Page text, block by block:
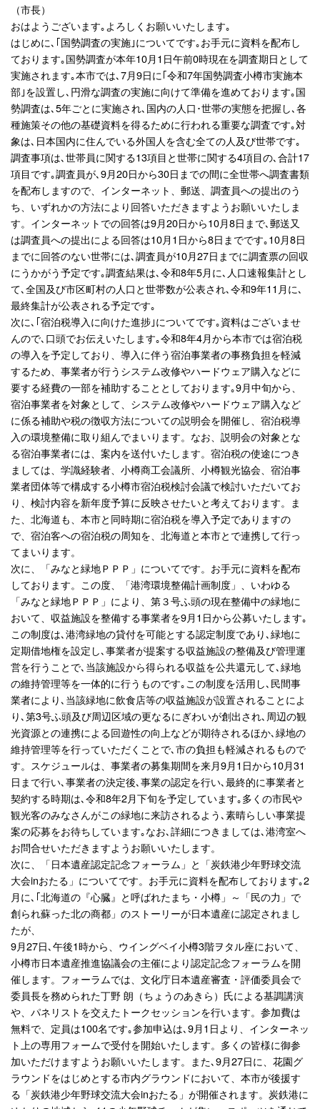
（市長）
おはようございます｡よろしくお願いいたします｡
はじめに､｢国勢調査の実施｣についてです｡お手元に資料を配布し
ております｡国勢調査が本年10月1日午前0時現在を調査期日として
実施されます｡本市では､7月9日に｢令和7年国勢調査小樽市実施本
部｣を設置し､円滑な調査の実施に向けて準備を進めております｡国
勢調査は､5年ごとに実施され､国内の人口･世帯の実態を把握し､各
種施策その他の基礎資料を得るために行われる重要な調査です｡対
象は､日本国内に住んでいる外国人を含む全ての人及び世帯です｡
調査事項は､世帯員に関する13項目と世帯に関する4項目の､合計17
項目です｡調査員が､9月20日から30日までの間に全世帯へ調査書類
を配布しますので、インターネット、郵送、調査員への提出のう
ち、いずれかの方法により回答いただきますようお願いいたしま
す。インターネットでの回答は9月20日から10月8日まで､郵送又
は調査員への提出による回答は10月1日から8日までです｡10月8日
までに回答のない世帯には､調査員が10月27日までに調査票の回収
にうかがう予定です｡調査結果は､令和8年5月に､人口速報集計とし
て､全国及び市区町村の人口と世帯数が公表され､令和9年11月に､
最終集計が公表される予定です｡
次に､｢宿泊税導入に向けた進捗｣についてです｡資料はございませ
んので､口頭でお伝えいたします｡令和8年4月から本市では宿泊税
の導入を予定しており、導入に伴う宿泊事業者の事務負担を軽減
するため、事業者が行うシステム改修やハードウェア購入などに
要する経費の一部を補助することとしております｡9月中旬から、
宿泊事業者を対象として、システム改修やハードウェア購入など
に係る補助や税の徴収方法についての説明会を開催し、宿泊税導
入の環境整備に取り組んでまいります。なお、説明会の対象とな
る宿泊事業者には、案内を送付いたします。宿泊税の使途につき
ましては、学識経験者、小樽商工会議所、小樽観光協会、宿泊事
業者団体等で構成する小樽市宿泊税検討会議で検討いただいてお
り、検討内容を新年度予算に反映させたいと考えております。ま
た、北海道も、本市と同時期に宿泊税を導入予定でありますの
で、宿泊客への宿泊税の周知を、北海道と本市とで連携して行っ
てまいります。
次に、「みなと緑地ＰＰＰ」についてです。お手元に資料を配布
しております。この度、「港湾環境整備計画制度」、いわゆる
「みなと緑地ＰＰＰ」により、第３号ふ頭の現在整備中の緑地に
おいて、収益施設を整備する事業者を9月1日から公募いたします｡
この制度は､港湾緑地の貸付を可能とする認定制度であり､緑地に
定期借地権を設定し､事業者が提案する収益施設の整備及び管理運
営を行うことで､当該施設から得られる収益を公共還元して､緑地
の維持管理等を一体的に行うものです｡この制度を活用し､民間事
業者により､当該緑地に飲食店等の収益施設が設置されることによ
り､第3号ふ頭及び周辺区域の更なるにぎわいが創出され､周辺の観
光資源との連携による回遊性の向上などが期待されるほか､緑地の
維持管理等を行っていただくことで､市の負担も軽減されるもので
す。スケジュールは、事業者の募集期間を来月9月1日から10月31
日まで行い､事業者の決定後､事業の認定を行い､最終的に事業者と
契約する時期は､令和8年2月下旬を予定しています｡多くの市民や
観光客のみなさんがこの緑地に来訪されるよう､素晴らしい事業提
案の応募をお待ちしています｡なお､詳細につきましては､港湾室へ
お問合せいただきますようお願いいたします。
次に、「日本遺産認定記念フォーラム」と「炭鉄港少年野球交流
大会inおたる」についてです。お手元に資料を配布しております｡2
月に､｢北海道の『心臓』と呼ばれたまち・小樽」～「民の力」で
創られ蘇った北の商都」のストーリーが日本遺産に認定されまし
たが、
9月27日､午後1時から、ウイングベイ小樽3階ヲタル座において、
小樽市日本遺産推進協議会の主催により認定記念フォーラムを開
催します。フォーラムでは、文化庁日本遺産審査・評価委員会で
委員長を務められた丁野 朗（ちょうのあきら）氏による基調講演
や、パネリストを交えたトークセッションを行います。参加費は
無料で、定員は100名です｡参加申込は､9月1日より、インターネッ
ト上の専用フォームで受付を開始いたします。多くの皆様に御参
加いただけますようお願いいたします。また､9月27日に、花園グ
ラウンドをはじめとする市内グラウンドにおいて、本市が後援す
る「炭鉄港少年野球交流大会inおたる」が開催されます。炭鉄港に